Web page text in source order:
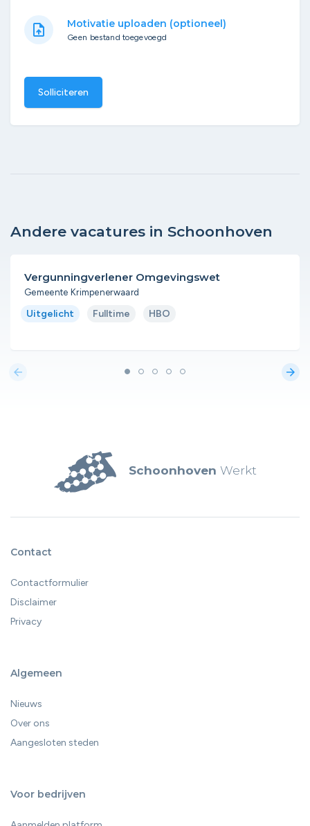
upload_file Motivatie uploaden (optioneel)
Geen bestand toegevoegd
Solliciteren
Andere vacatures in Schoonhoven
Vergunningverlener Omgevingswet
Gemeente Krimpenerwaard
Uitgelicht Fulltime HBO
arrow_back arrow_forward
Schoonhoven Werkt
Contact
Contactformulier
Disclaimer
Privacy
Algemeen
Nieuws
Over ons
Aangesloten steden
Voor bedrijven